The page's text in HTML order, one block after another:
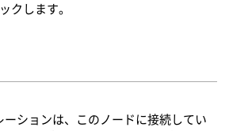
クします。
ーションは、このノードに接続してい